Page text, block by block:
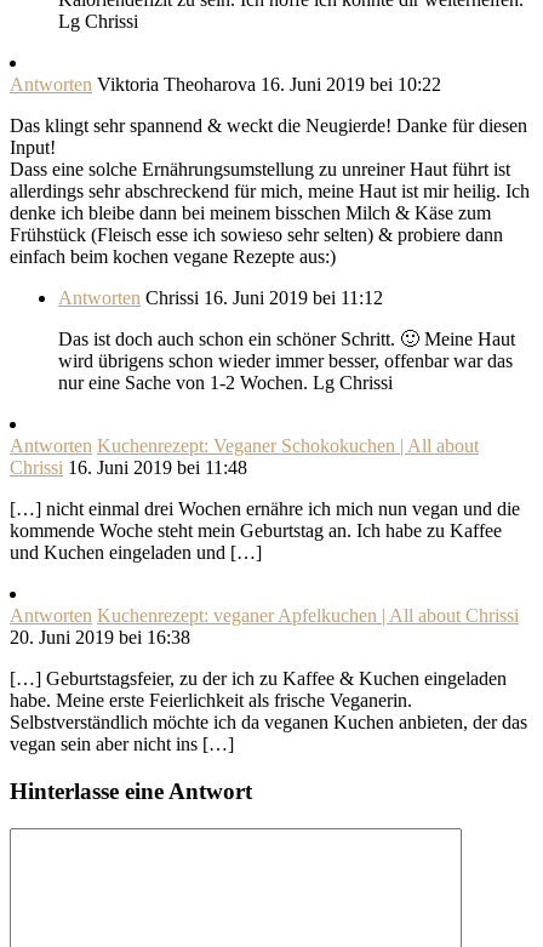
Lg Chrissi
Antworten Viktoria Theoharova 16. Juni 2019 bei 10:22
Das klingt sehr spannend & weckt die Neugierde! Danke für diesen
Input!
Dass eine solche Ernährungsumstellung zu unreiner Haut führt ist
allerdings sehr abschreckend für mich, meine Haut ist mir heilig. Ich
denke ich bleibe dann bei meinem bisschen Milch & Käse zum
Frühstück (Fleisch esse ich sowieso sehr selten) & probiere dann
einfach beim kochen vegane Rezepte aus:)
Antworten Chrissi 16. Juni 2019 bei 11:12
Das ist doch auch schon ein schöner Schritt. 🙂 Meine Haut
wird übrigens schon wieder immer besser, offenbar war das
nur eine Sache von 1-2 Wochen. Lg Chrissi
Antworten Kuchenrezept: Veganer Schokokuchen | All about
Chrissi 16. Juni 2019 bei 11:48
[…] nicht einmal drei Wochen ernähre ich mich nun vegan und die
kommende Woche steht mein Geburtstag an. Ich habe zu Kaffee
und Kuchen eingeladen und […]
Antworten Kuchenrezept: veganer Apfelkuchen | All about Chrissi
20. Juni 2019 bei 16:38
[…] Geburtstagsfeier, zu der ich zu Kaffee & Kuchen eingeladen
habe. Meine erste Feierlichkeit als frische Veganerin.
Selbstverständlich möchte ich da veganen Kuchen anbieten, der das
vegan sein aber nicht ins […]
Hinterlasse eine Antwort